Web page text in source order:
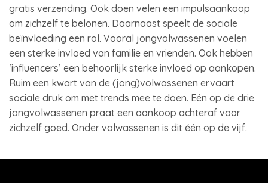
gratis verzending. Ook doen velen een impulsaankoop
om zichzelf te belonen. Daarnaast speelt de sociale
beïnvloeding een rol. Vooral jongvolwassenen voelen
een sterke invloed van familie en vrienden. Ook hebben
‘influencers’ een behoorlijk sterke invloed op aankopen.
Ruim een kwart van de (jong)volwassenen ervaart
sociale druk om met trends mee te doen. Eén op de drie
jongvolwassenen praat een aankoop achteraf voor
zichzelf goed. Onder volwassenen is dit één op de vijf.